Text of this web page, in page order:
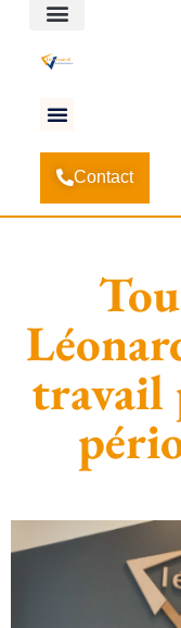
Contact
Accueil-Actualités
travail pendant cette
travail